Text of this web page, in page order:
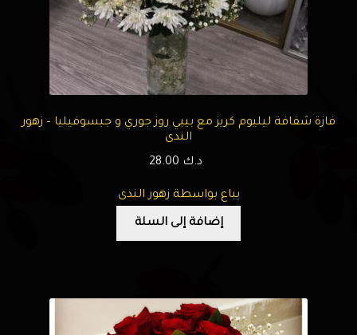
فازة شفافة ليليوم كريز مع بيبي روز جوري و جبسوفيليا – زهور
الندى
د.ك
يباع بواسطة زهور الندى
إضافة إلى السلة